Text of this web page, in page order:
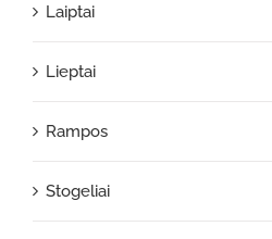
Laiptai
Lieptai
Rampos
Stogeliai